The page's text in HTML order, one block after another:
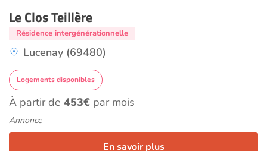
Le Clos Teillère
Résidence intergénérationnelle
Lucenay (69480)
Logements disponibles
À partir de 453€ par mois
Annonce
En savoir plus